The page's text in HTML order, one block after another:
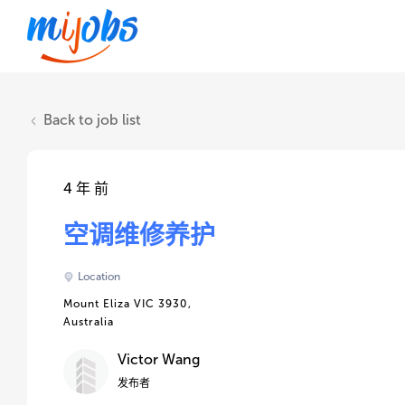
Back to job list
4 年 前
空调维修养护
Location
Mount Eliza VIC 3930,
Australia
Victor Wang
发布者